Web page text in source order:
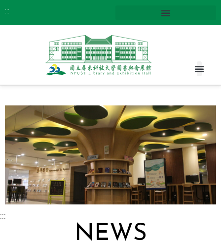
:::
:::
NEWS